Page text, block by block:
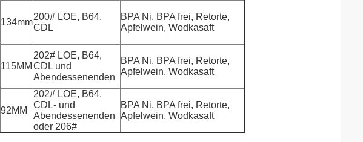
134mm
200# LOE, B64,
CDL
BPA Ni, BPA frei, Retorte,
Apfelwein, Wodkasaft
115MM
202# LOE, B64,
CDL und
Abendessenenden
BPA Ni, BPA frei, Retorte,
Apfelwein, Wodkasaft
92MM
202# LOE, B64,
CDL- und
Abendessenenden
oder 206#
BPA Ni, BPA frei, Retorte,
Apfelwein, Wodkasaft